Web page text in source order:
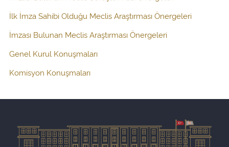
İlk İmza Sahibi Olduğu Meclis Araştırması Önergeleri
İmzası Bulunan Meclis Araştırması Önergeleri
Genel Kurul Konuşmaları
Komisyon Konuşmaları